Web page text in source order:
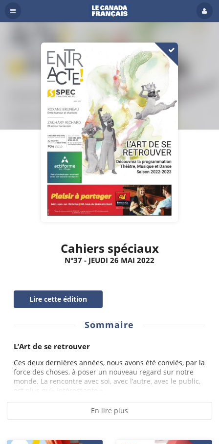
Cahiers spéciaux
N°37 - JEUDI 26 MAI 2022
Lire cette édition
Sommaire
L’Art de se retrouver
Ces deux dernières années, nous avons été conviés, par la
force des choses, à poser un nouveau regard sur notre
monde. La rencontre avec soi, avec l’autre, avec le public,
est plus qu’« intéressante »...
En lire plus